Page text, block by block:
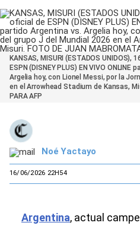
KANSAS, MISURI (ESTADOS
ESPN (DISNEY PLUS) EN VIVO
Argelia hoy, con Lionel Messi, por la
en el Arrowhead Stadium de Kansas,
PARA AFP
Noé Yactayo
16/06/2026 22H54
Argentina, actual